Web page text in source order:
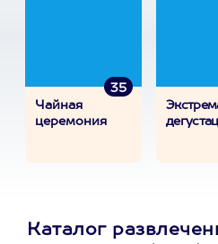
35
Чайная
церемония
Каталог